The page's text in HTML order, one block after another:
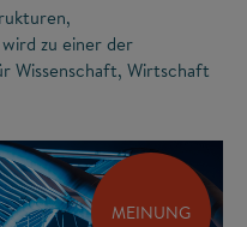
zu einer der
Wissenschaft, Wirtschaft
MEINUNG